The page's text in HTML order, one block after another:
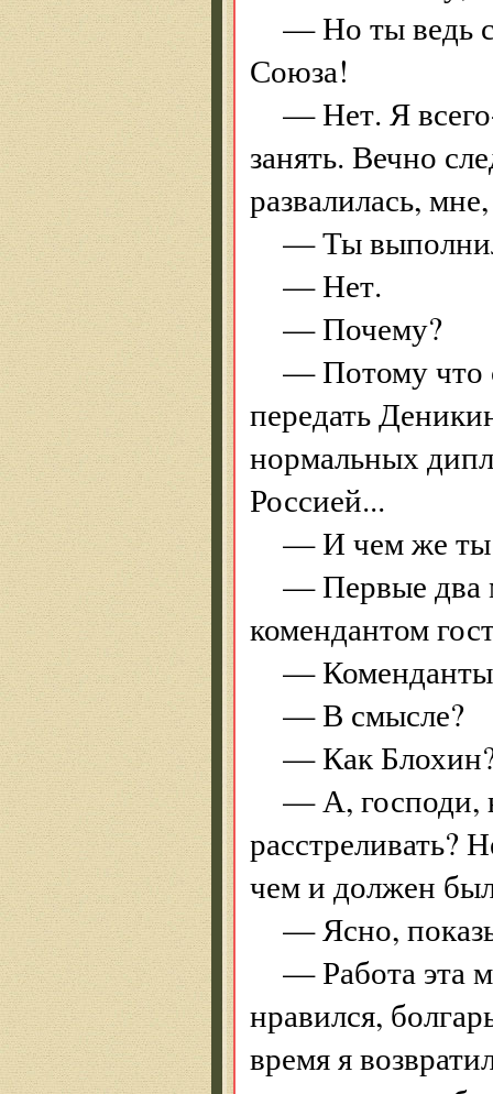
— Но ты ведь
Союза!
— Нет. Я
занять. Вечно
развалилась,
— Ты выполнил
— Нет.
— Почему?
— Потому что
передать
нормальных
Россией...
— И чем же ты
— Первые два
комендантом
— Коменданты
— В смысле?
— Как
— А, господи,
расстреливать?
чем и должен
— Ясно,
— Работа эта
нравился,
время я